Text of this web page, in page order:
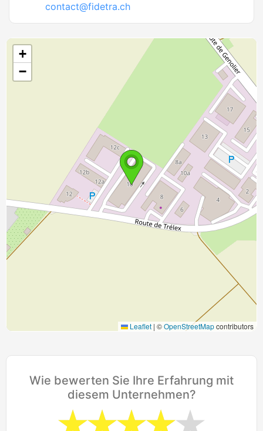
contact@fidetra.ch
+
−
Leaflet | ©OpenStreetMapcontributors
Wie bewerten Sie Ihre Erfahrung mit
diesem Unternehmen?